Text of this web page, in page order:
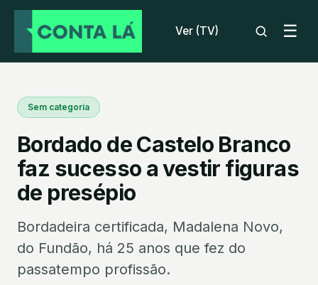
Ver (TV) ☰
Sem categoria
Bordado de Castelo Branco
faz sucesso a vestir figuras
de presépio
Bordadeira certificada, Madalena Novo,
do Fundão, há 25 anos que fez do
passatempo profissão.